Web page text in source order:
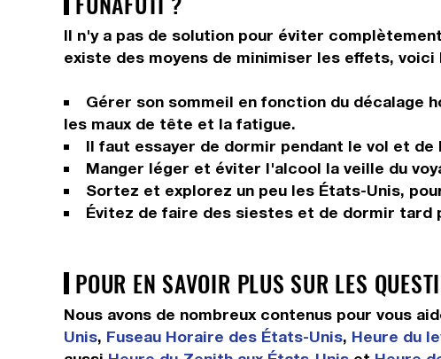
Il n'y a pas de solution pour éviter
existe des moyens de minimiser les effets,
Gérer son sommeil en fonction du décalage
les maux de tête et la fatigue.
Il faut essayer de dormir pendant le vol et de
Manger léger et éviter l'alcool la veille du
Sortez et explorez un peu les États-Unis,
Évitez de faire des siestes et de dormir tard
POUR EN SAVOIR PLUS SUR LES
Nous avons de nombreux contenus pour vous
Unis, Fuseau Horaire des États-Unis, Heure du